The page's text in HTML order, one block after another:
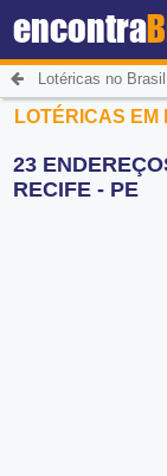
encontra
Lotéricas no Brasil
LOTÉRICAS
23
RECIFE - PE